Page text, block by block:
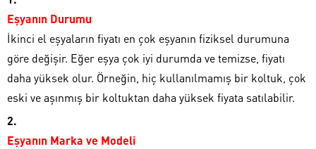
Eşyanın Durumu
İkinci el eşyaların fiyatı en çok eşyanın fiziksel durumuna
göre değişir. Eğer eşya çok iyi durumda ve temizse, fiyatı
daha yüksek olur. Örneğin, hiç kullanılmamış bir koltuk, çok
eski ve aşınmış bir koltuktan daha yüksek fiyata satılabilir.
Eşyanın Marka ve Modeli